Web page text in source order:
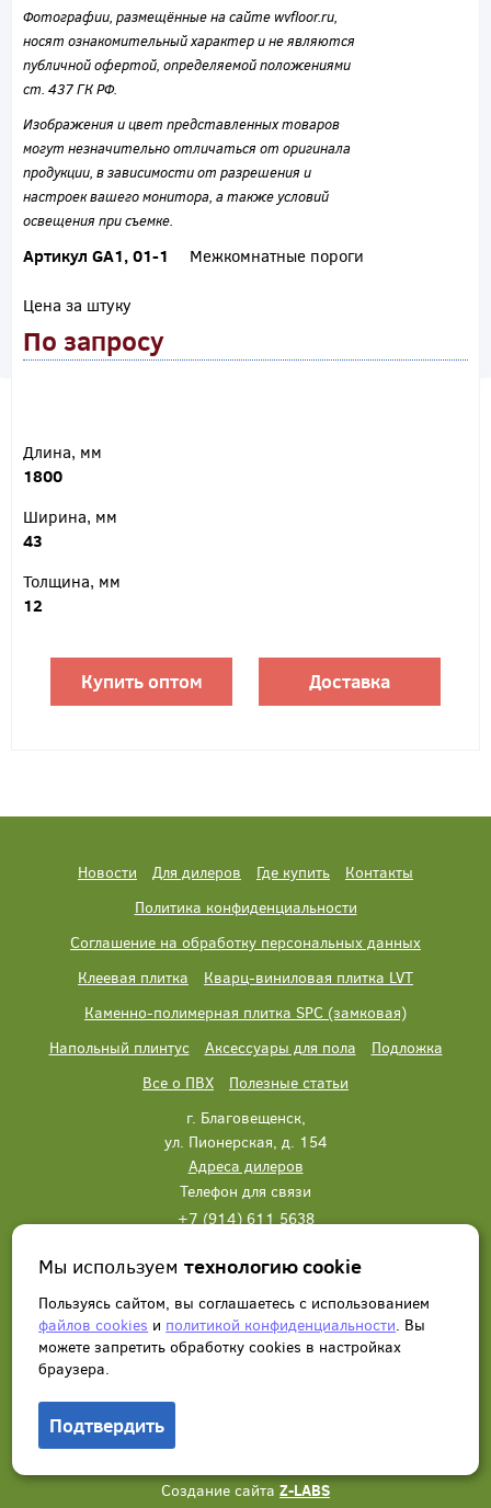
Фотографии, размещённые на сайте wvfloor.ru,
носят ознакомительный характер и не являются
публичной офертой, определяемой положениями
ст. 437 ГК РФ.
Изображения и цвет представленных товаров
могут незначительно отличаться от оригинала
продукции, в зависимости от разрешения и
настроек вашего монитора, а также условий
освещения при съемке.
Артикул GA1, 01-1 Межкомнатные пороги
Цена за штуку
По запросу
Длина, мм
1800
Ширина, мм
43
Толщина, мм
12
Купить оптом Доставка
Новости Для дилеров Где купить
Контакты
Политика конфиденциальности
Соглашение на обработку персональных данных
Клеевая плитка
Кварц-виниловая плитка LVT
Каменно-полимерная плитка SPC (замковая)
Напольный плинтус
Аксессуары для пола
Подложка
Все о ПВХ
Полезные статьи
г. Благовещенск,
ул. Пионерская, д. 154
Адреса дилеров
Телефон для связи
+7 (914) 611 5638
Написать нам Заказать звонок
Создание сайта Z-LABS
Мы используемтехнологию cookie
Пользуясь сайтом, вы соглашаетесь с использованием
файлов cookies и политикой конфиденциальности. Вы
можете запретить обработку сookies в настройках
браузера.
Подтвердить